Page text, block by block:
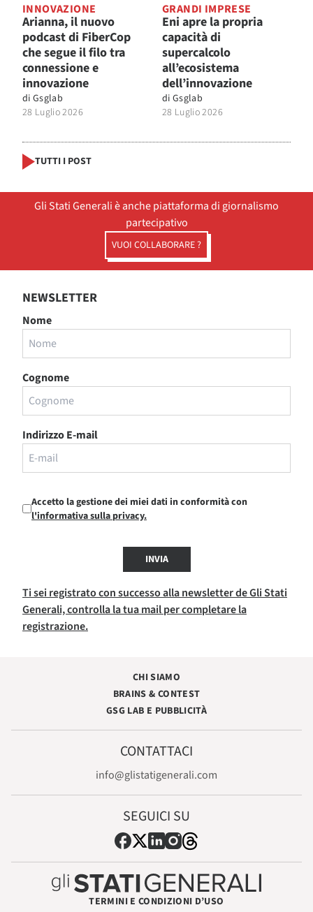
INNOVAZIONE
Arianna, il nuovo
podcast di FiberCop
che segue il filo tra
connessione e
innovazione
di Gsglab
28 Luglio 2026
GRANDI IMPRESE
Eni apre la propria
capacità di
supercalcolo
all’ecosistema
dell’innovazione
di Gsglab
28 Luglio 2026
TUTTI I POST
Gli Stati Generali è anche piattaforma di giornalismo
partecipativo
VUOI COLLABORARE ?
NEWSLETTER
Nome
Cognome
Indirizzo E-mail
Accetto la gestione dei miei dati in conformità con
l'informativa sulla privacy.
INVIA
Ti sei registrato con successo alla newsletter de Gli Stati
Generali, controlla la tua mail per completare la
registrazione.
CHI SIAMO
BRAINS & CONTEST
GSG LAB E PUBBLICITÀ
CONTATTACI
info@glistatigenerali.com
SEGUICI SU
TERMINI E CONDIZIONI D’USO